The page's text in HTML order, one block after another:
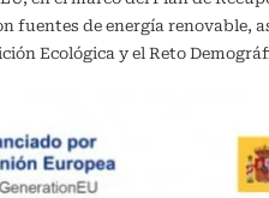
fuentes de energía renovable,
Ecológica y el Reto